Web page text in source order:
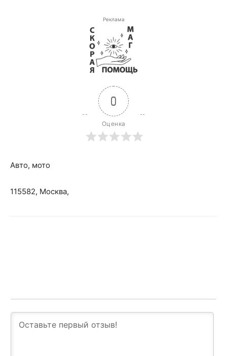
Реклама
0
Оценка
Авто, мото
115582, Москва,